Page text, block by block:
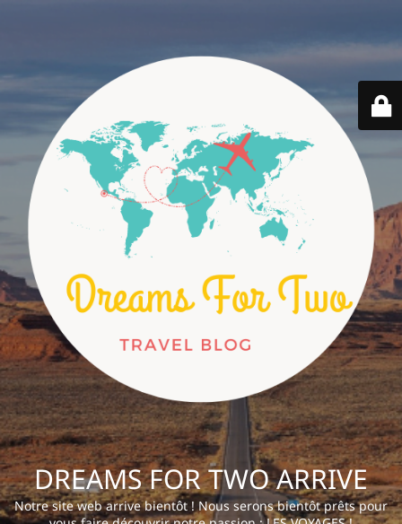
DREAMS FOR TWO ARRIVE
Notre site web arrive bientôt ! Nous serons bientôt prêts pour